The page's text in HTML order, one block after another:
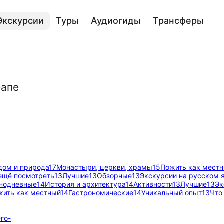
Туры Аудиогиды Трансферы
и природа17Монастыри, церкви, храмы15Пожить как
посмотреть13Лучшие13Обзорные13Экскурсии на русском
14История и архитектура14Активности13Лучшие13
как местный14Гастрономические14Уникальный опыт13